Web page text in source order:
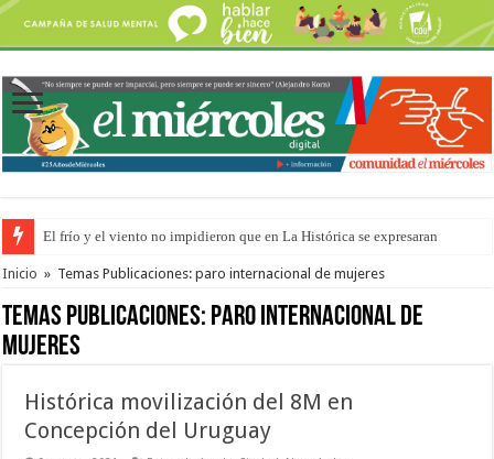
El frío y el viento no impidieron que en La Histórica se expresaran
OSER: Frigerio aseguró que mejoraron el servicio, redujeron el déficit en
Inicio » Temas Publicaciones: paro internacional de mujeres
Temas Publicaciones: paro internacional de
mujeres
Histórica movilización del 8M en
Concepción del Uruguay